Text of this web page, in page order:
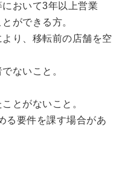
において3年以上営業
ができる方。
より、移転前の店舗を空
ないこと。
とがないこと。
る要件を課す場合があ